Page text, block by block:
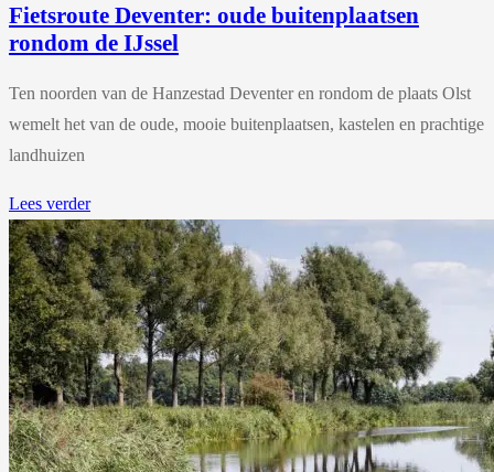
Fietsroute Deventer: oude buitenplaatsen
rondom de IJssel
Ten noorden van de Hanzestad Deventer en rondom de plaats Olst
wemelt het van de oude, mooie buitenplaatsen, kastelen en prachtige
landhuizen
Lees verder